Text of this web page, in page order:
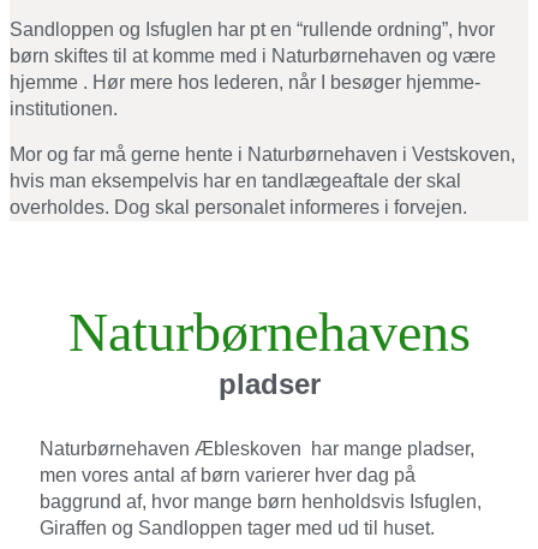
Sandloppen og Isfuglen har pt en “rullende ordning”, hvor
børn skiftes til at komme med i Naturbørnehaven og være
hjemme . Hør mere hos lederen, når I besøger hjemme-
institutionen.
Mor og far må gerne hente i Naturbørnehaven i Vestskoven,
hvis man eksempelvis har en tandlægeaftale der skal
overholdes. Dog skal personalet informeres i forvejen.
Naturbørnehavens
pladser
Naturbørnehaven Æbleskoven har mange pladser,
men vores antal af børn varierer hver dag på
baggrund af, hvor mange børn henholdsvis Isfuglen,
Giraffen og Sandloppen tager med ud til huset.